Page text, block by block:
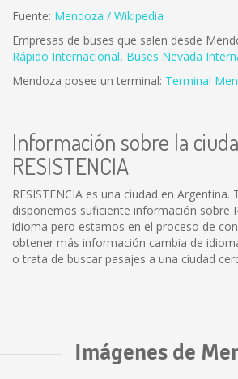
Fuente: Mendoza / Wikipedia
Empresas de buses que salen desde
Rápido Internacional, Buses Nevada
Mendoza posee un terminal: Terminal
Información sobre la
RESISTENCIA
RESISTENCIA es una ciudad en Argentina.
disponemos suficiente información sobre
idioma pero estamos en el proceso de
obtener más información cambia de
o trata de buscar pasajes a una ciudad
Imágenes de